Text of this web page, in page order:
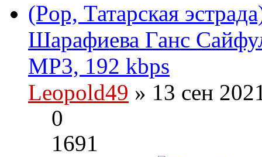
(Pop, Татарская
Шарафиева Ганс
MP3, 192 kbps
Leopold49 » 13 сен
0
1691